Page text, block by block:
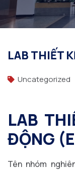
LAB THIẾT
Uncategorized
LAB
ĐỘNG
Tên nhóm